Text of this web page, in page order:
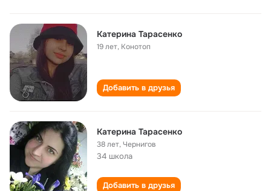
Катерина Тарасенко
19 лет, Конотоп
Добавить в друзья
Катерина Тарасенко
38 лет,Чернигов
34 школа
Добавить в друзья